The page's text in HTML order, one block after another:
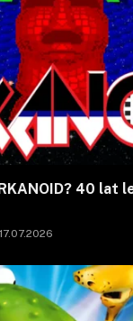
40 lat
17.07.2026